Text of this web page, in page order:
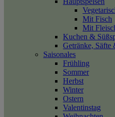
Mit Fisch
Mit
Kuchen &
Getränke, Säfte
Saisonales
Frühling
Sommer
Herbst
Winter
Ostern
Valentinstag